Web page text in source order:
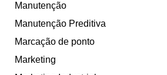
Manutenção
Manutenção Preditiva
Marcação de ponto
Marketing